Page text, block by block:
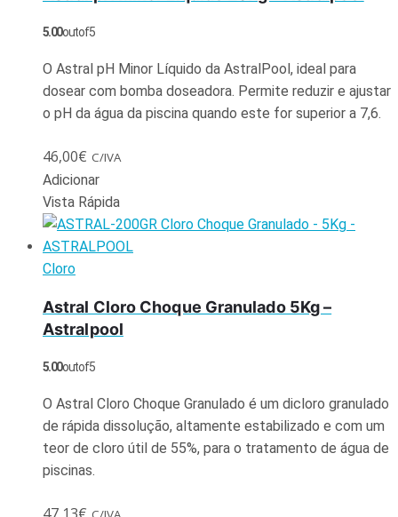
5.00out of 5
O Astral pH Minor Líquido da AstralPool, ideal para
dosear com bomba doseadora. Permite reduzir e ajustar
o pH da água da piscina quando este for superior a 7,6.
46,00€ C/IVA
Adicionar
Vista Rápida
Cloro
Astral Cloro Choque Granulado 5Kg –
Astralpool
5.00out of 5
O Astral Cloro Choque Granulado é um dicloro granulado
de rápida dissolução, altamente estabilizado e com um
teor de cloro útil de 55%, para o tratamento de água de
piscinas.